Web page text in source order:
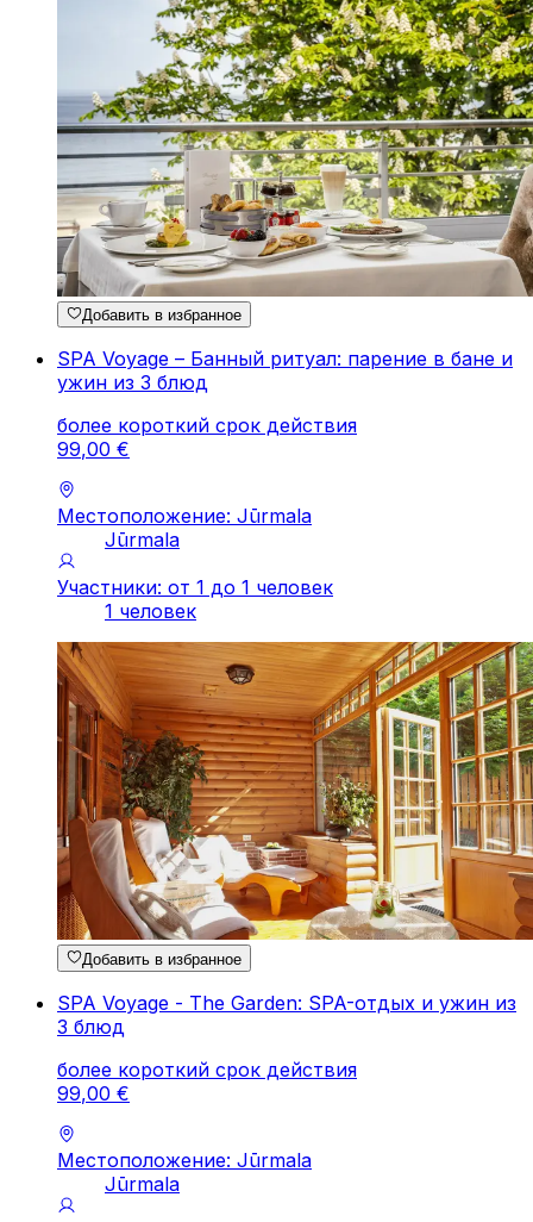
Добавить в избранное
SPA Voyage – Банный ритуал: парение в бане и
ужин из 3 блюд
более короткий срок действия
99,00 €
Местоположение: Jūrmala
Jūrmala
Участники: от 1 до 1 человек
1 человек
Добавить в избранное
SPA Voyage - The Garden: SPA-отдых и ужин из
3 блюд
более короткий срок действия
99,00 €
Местоположение: Jūrmala
Jūrmala